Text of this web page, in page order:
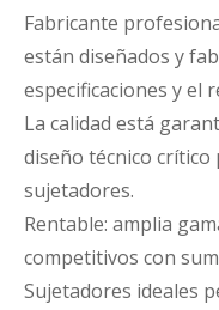
Fabricante
están diseñados y
especificaciones y el
La calidad está
diseño técnico
sujetadores.
Rentable: amplia
competitivos con
Sujetadores ideales